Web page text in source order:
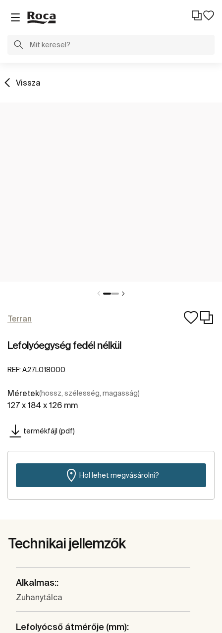
Vissza
Terran
Lefolyóegység fedél nélkül
REF: A27L018000
Méretek(hossz, szélesség, magasság)
127 x 184 x 126 mm
termékfájl (pdf)
Hol lehet megvásárolni?
Technikai jellemzők
Alkalmas::
Zuhanytálca
Lefolyócső átmérője (mm):